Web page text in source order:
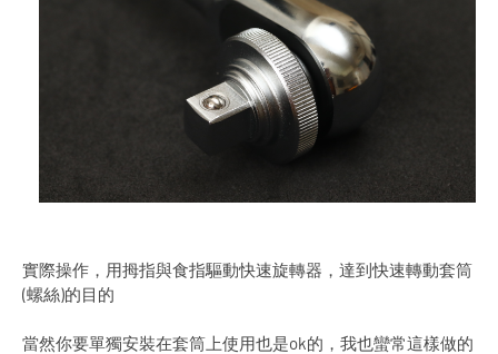
實際操作，用拇指與食指驅動快速旋轉器，達到快速轉動套筒
(螺絲)的目的
當然你要單獨安裝在套筒上使用也是ok的，我也蠻常這樣做的